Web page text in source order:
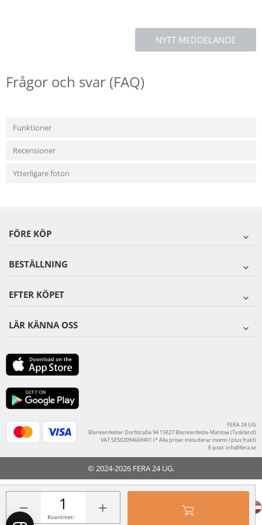
− +
Kvantitet:
NYTT MEDDELANDE
Frågor och svar (FAQ)
Funktioner
Recensioner
Ytterligare foton
FÖRE KÖP
BESTÄLLNING
EFTER KÖPET
LÄR KÄNNA OSS
FERA 24 UG
Blankenfelder Dorfstraße 94 15827 Blankenfelde-Mahlow (Tyskland)
VAT SE502094669401 (* Alla priser inkluderar moms / plus frakt)
E-post:info@fera.se
© 2024-2026 FERA 24 UG.
FERA INTERNATIONAL: